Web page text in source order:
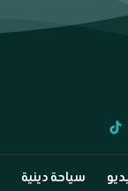
tiktok
سياحة دينية